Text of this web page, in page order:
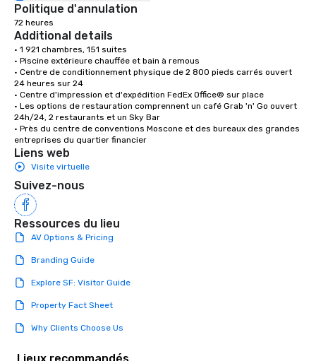
Politique d'annulation
72 heures
Additional details
• 1 921 chambres, 151 suites
• Piscine extérieure chauffée et bain à remous
• Centre de conditionnement physique de 2 800 pieds carrés ouvert
24 heures sur 24
• Centre d'impression et d'expédition FedEx Office® sur place
• Les options de restauration comprennent un café Grab 'n' Go ouvert
24h/24, 2 restaurants et un Sky Bar
• Près du centre de conventions Moscone et des bureaux des grandes
entreprises du quartier financier
Liens web
Visite virtuelle
Suivez-nous
Ressources du lieu
AV Options & Pricing
Branding Guide
Explore SF: Visitor Guide
Property Fact Sheet
Why Clients Choose Us
Lieux recommandés